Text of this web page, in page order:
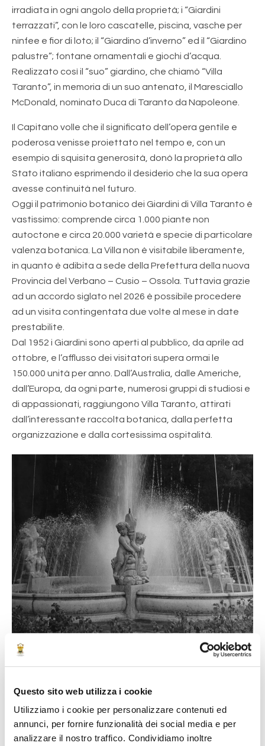
Questo sito web utilizza i cookie
Utilizziamo i cookie per personalizzare contenuti ed
annunci, per fornire funzionalità dei social media e per
analizzare il nostro traffico. Condividiamo inoltre
irradiata in ogni angolo della proprietà; i “Giardini
terrazzati”, con le loro cascatelle, piscina, vasche per
ninfee e fior di loto; il “Giardino d’inverno” ed il “Giardino
palustre”; fontane ornamentali e giochi d’acqua.
Realizzato così il “suo” giardino, che chiamò “Villa
Taranto”, in memoria di un suo antenato, il Maresciallo
McDonald, nominato Duca di Taranto da Napoleone.
Il Capitano volle che il significato dell’opera gentile e
poderosa venisse proiettato nel tempo e, con un
esempio di squisita generosità, donò la proprietà allo
Stato italiano esprimendo il desiderio che la sua opera
avesse continuità nel futuro.
Oggi il patrimonio botanico dei Giardini di Villa Taranto è
vastissimo: comprende circa 1.000 piante non
autoctone e circa 20.000 varietà e specie di particolare
valenza botanica. La Villa non è visitabile liberamente,
in quanto è adibita a sede della Prefettura della nuova
Provincia del Verbano – Cusio – Ossola. Tuttavia grazie
ad un accordo siglato nel 2026 è possibile procedere
ad un visita contingentata due volte al mese in date
prestabilite.
Dal 1952 i Giardini sono aperti al pubblico, da aprile ad
ottobre, e l’afflusso dei visitatori supera ormai le
150.000 unità per anno. Dall’Australia, dalle Americhe,
dall’Europa, da ogni parte, numerosi gruppi di studiosi e
di appassionati, raggiungono Villa Taranto, attirati
dall’interessante raccolta botanica, dalla perfetta
organizzazione e dalla cortesissima ospitalità.